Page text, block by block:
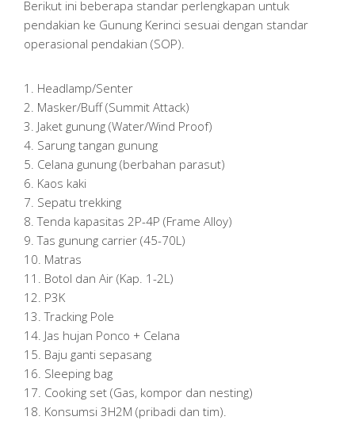
Berikut ini beberapa standar perlengkapan untuk
pendakian ke Gunung Kerinci sesuai dengan standar
operasional pendakian (SOP).
1. Headlamp/Senter
2. Masker/Buff (Summit Attack)
3. Jaket gunung (Water/Wind Proof)
4. Sarung tangan gunung
5. Celana gunung (berbahan parasut)
6. Kaos kaki
7. Sepatu trekking
8. Tenda kapasitas 2P-4P (Frame Alloy)
9. Tas gunung carrier (45-70L)
10. Matras
11. Botol dan Air (Kap. 1-2L)
12. P3K
13. Tracking Pole
14. Jas hujan Ponco + Celana
15. Baju ganti sepasang
16. Sleeping bag
17. Cooking set (Gas, kompor dan nesting)
18. Konsumsi 3H2M (pribadi dan tim).